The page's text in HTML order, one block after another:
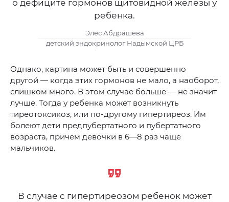
о дефиците гормонов щитовидной железы у
ребенка.
Элес Абдрашева
детский эндокринолог Надымской ЦРБ
Однако, картина может быть и совершенно
другой — когда этих гормонов не мало, а наоборот,
слишком много. В этом случае больше — не значит
лучше. Тогда у ребенка может возникнуть
тиреотоксикоз, или по-другому гипертиреоз. Им
болеют дети предпубертатного и пубертатного
возраста, причем девочки в 6—8 раз чаще
мальчиков.
В случае с гипертиреозом ребенок может